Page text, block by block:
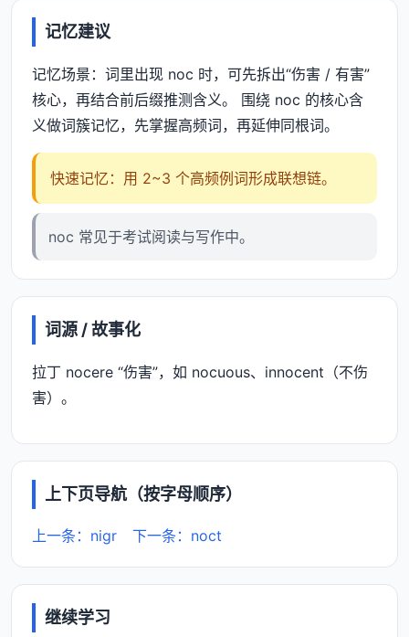
记忆建议
记忆场景：词里出现 noc 时，可先拆出“伤害 / 有害”
核心，再结合前后缀推测含义。 围绕 noc 的核心含
义做词簇记忆，先掌握高频词，再延伸同根词。
快速记忆：用 2~3 个高频例词形成联想链。
noc 常见于考试阅读与写作中。
词源 / 故事化
拉丁 nocere “伤害”，如 nocuous、innocent（不伤
害）。
上下页导航（按字母顺序）
上一条：nigr 下一条：noct
继续学习